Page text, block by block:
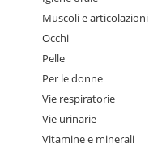
Muscoli e articolazioni
Occhi
Pelle
Per le donne
Vie respiratorie
Vie urinarie
Vitamine e minerali